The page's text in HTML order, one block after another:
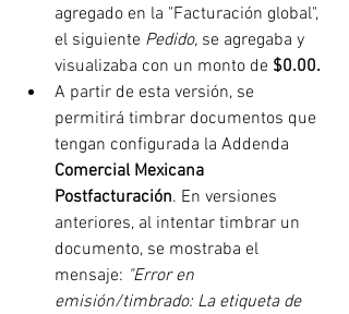
agregado en la "Facturación global",
el siguiente Pedido, se agregaba y
visualizaba con un monto de $0.00.
A partir de esta versión, se
permitirá timbrar documentos que
tengan configurada la Addenda
Comercial Mexicana
Postfacturación. En versiones
anteriores, al intentar timbrar un
documento, se mostraba el
mensaje: "Error en
emisión/timbrado: La etiqueta de